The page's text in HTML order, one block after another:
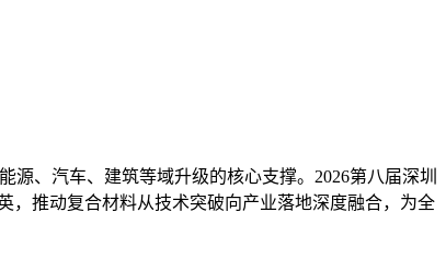
、汽车、建筑等域升级的核心支撑。2026第八届深圳
，推动复合材料从技术突破向产业落地深度融合，为全